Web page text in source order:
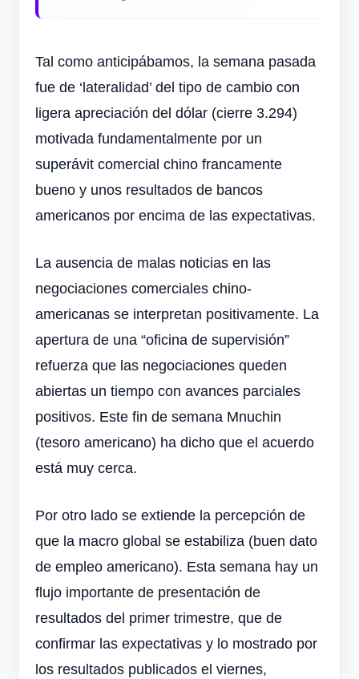
Tal como anticipábamos, la semana pasada
fue de ‘lateralidad’ del tipo de cambio con
ligera apreciación del dólar (cierre 3.294)
motivada fundamentalmente por un
superávit comercial chino francamente
bueno y unos resultados de bancos
americanos por encima de las expectativas.
La ausencia de malas noticias en las
negociaciones comerciales chino-
americanas se interpretan positivamente. La
apertura de una “oficina de supervisión”
refuerza que las negociaciones queden
abiertas un tiempo con avances parciales
positivos. Este fin de semana Mnuchin
(tesoro americano) ha dicho que el acuerdo
está muy cerca.
Por otro lado se extiende la percepción de
que la macro global se estabiliza (buen dato
de empleo americano). Esta semana hay un
flujo importante de presentación de
resultados del primer trimestre, que de
confirmar las expectativas y lo mostrado por
los resultados publicados el viernes,